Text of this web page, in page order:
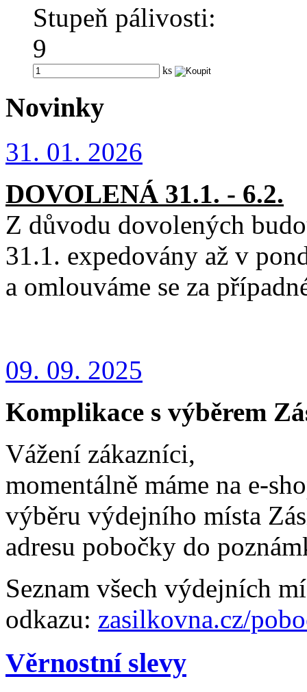
Stupeň pálivosti:
9
ks
Novinky
31. 01. 2026
DOVOLENÁ 31.1. - 6.2.
Z důvodu dovolených
31.1. expedovány až v
a omlouváme se za
09. 09. 2025
Komplikace s výběrem
Vážení zákazníci,
momentálně máme na e-
výběru výdejního místa
adresu pobočky do
Seznam všech výdejních
odkazu: zasilkovna.cz/
Věrnostní slevy